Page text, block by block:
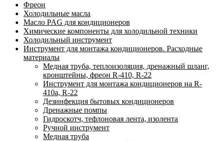
Фреон
Холодильные масла
Масло PAG для кондиционеров
Химические компоненты для холодильной техники
Холодильный инструмент
Инструмент для монтажа кондиционеров. Расходные
материалы
Медная труба, теплоизоляция, дренажный шланг,
кронштейны, фреон R-410, R-22
Инструмент для монтажа кондиционеров на R-
410а, R-22
Дезинфекция бытовых кондиционеров
Дренажные помпы
Гидроскотч, тефлоновая лента, изолента
Ручной инструмент
Медная труба